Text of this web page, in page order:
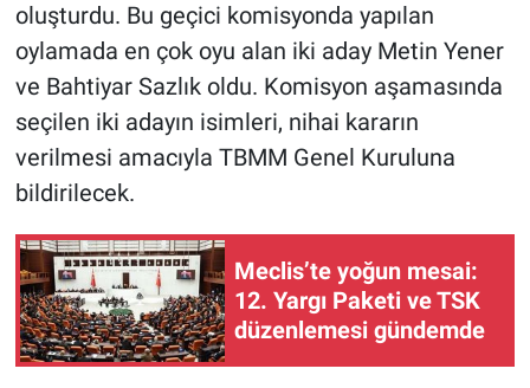
oluşturdu. Bu geçici komisyonda yapılan
oylamada en çok oyu alan iki aday Metin Yener
ve Bahtiyar Sazlık oldu. Komisyon aşamasında
seçilen iki adayın isimleri, nihai kararın
verilmesi amacıyla TBMM Genel Kuruluna
bildirilecek.
Meclis’te yoğun mesai:
12. Yargı Paketi ve TSK
düzenlemesi gündemde